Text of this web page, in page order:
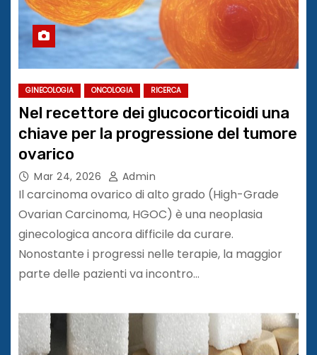
GINECOLOGIA ONCOLOGIA RICERCA
Nel recettore dei glucocorticoidi una
chiave per la progressione del tumore
ovarico
Mar 24, 2026 Admin
Il carcinoma ovarico di alto grado (High-Grade
Ovarian Carcinoma, HGOC) è una neoplasia
ginecologica ancora difficile da curare.
Nonostante i progressi nelle terapie, la maggior
parte delle pazienti va incontro…